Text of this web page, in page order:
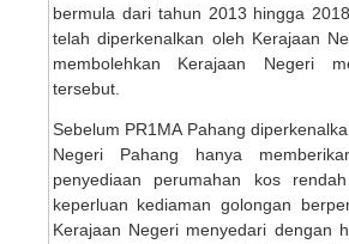
bermula dari tahun 2013 hingga
telah diperkenalkan oleh Kerajaan
membolehkan Kerajaan Negeri
tersebut.
Sebelum PR1MA Pahang
Negeri Pahang hanya
penyediaan perumahan kos
keperluan kediaman golongan
Kerajaan Negeri menyedari dengan